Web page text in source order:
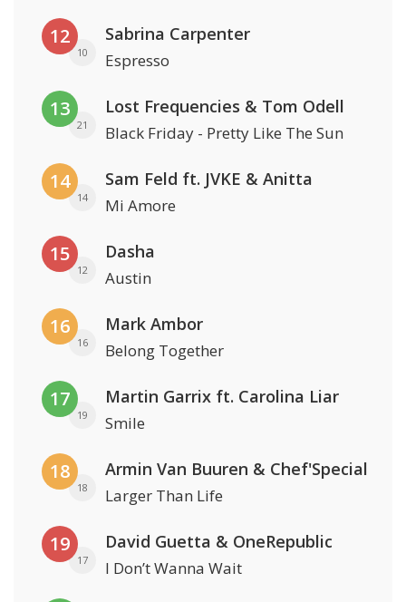
12
10
Sabrina Carpenter
Espresso
13
21
Lost Frequencies & Tom Odell
Black Friday - Pretty Like The Sun
14
14
Sam Feld ft. JVKE & Anitta
Mi Amore
15
12
Dasha
Austin
16
16
Mark Ambor
Belong Together
17
19
Martin Garrix ft. Carolina Liar
Smile
18
18
Armin Van Buuren & Chef'Special
Larger Than Life
19
17
David Guetta & OneRepublic
I Don’t Wanna Wait